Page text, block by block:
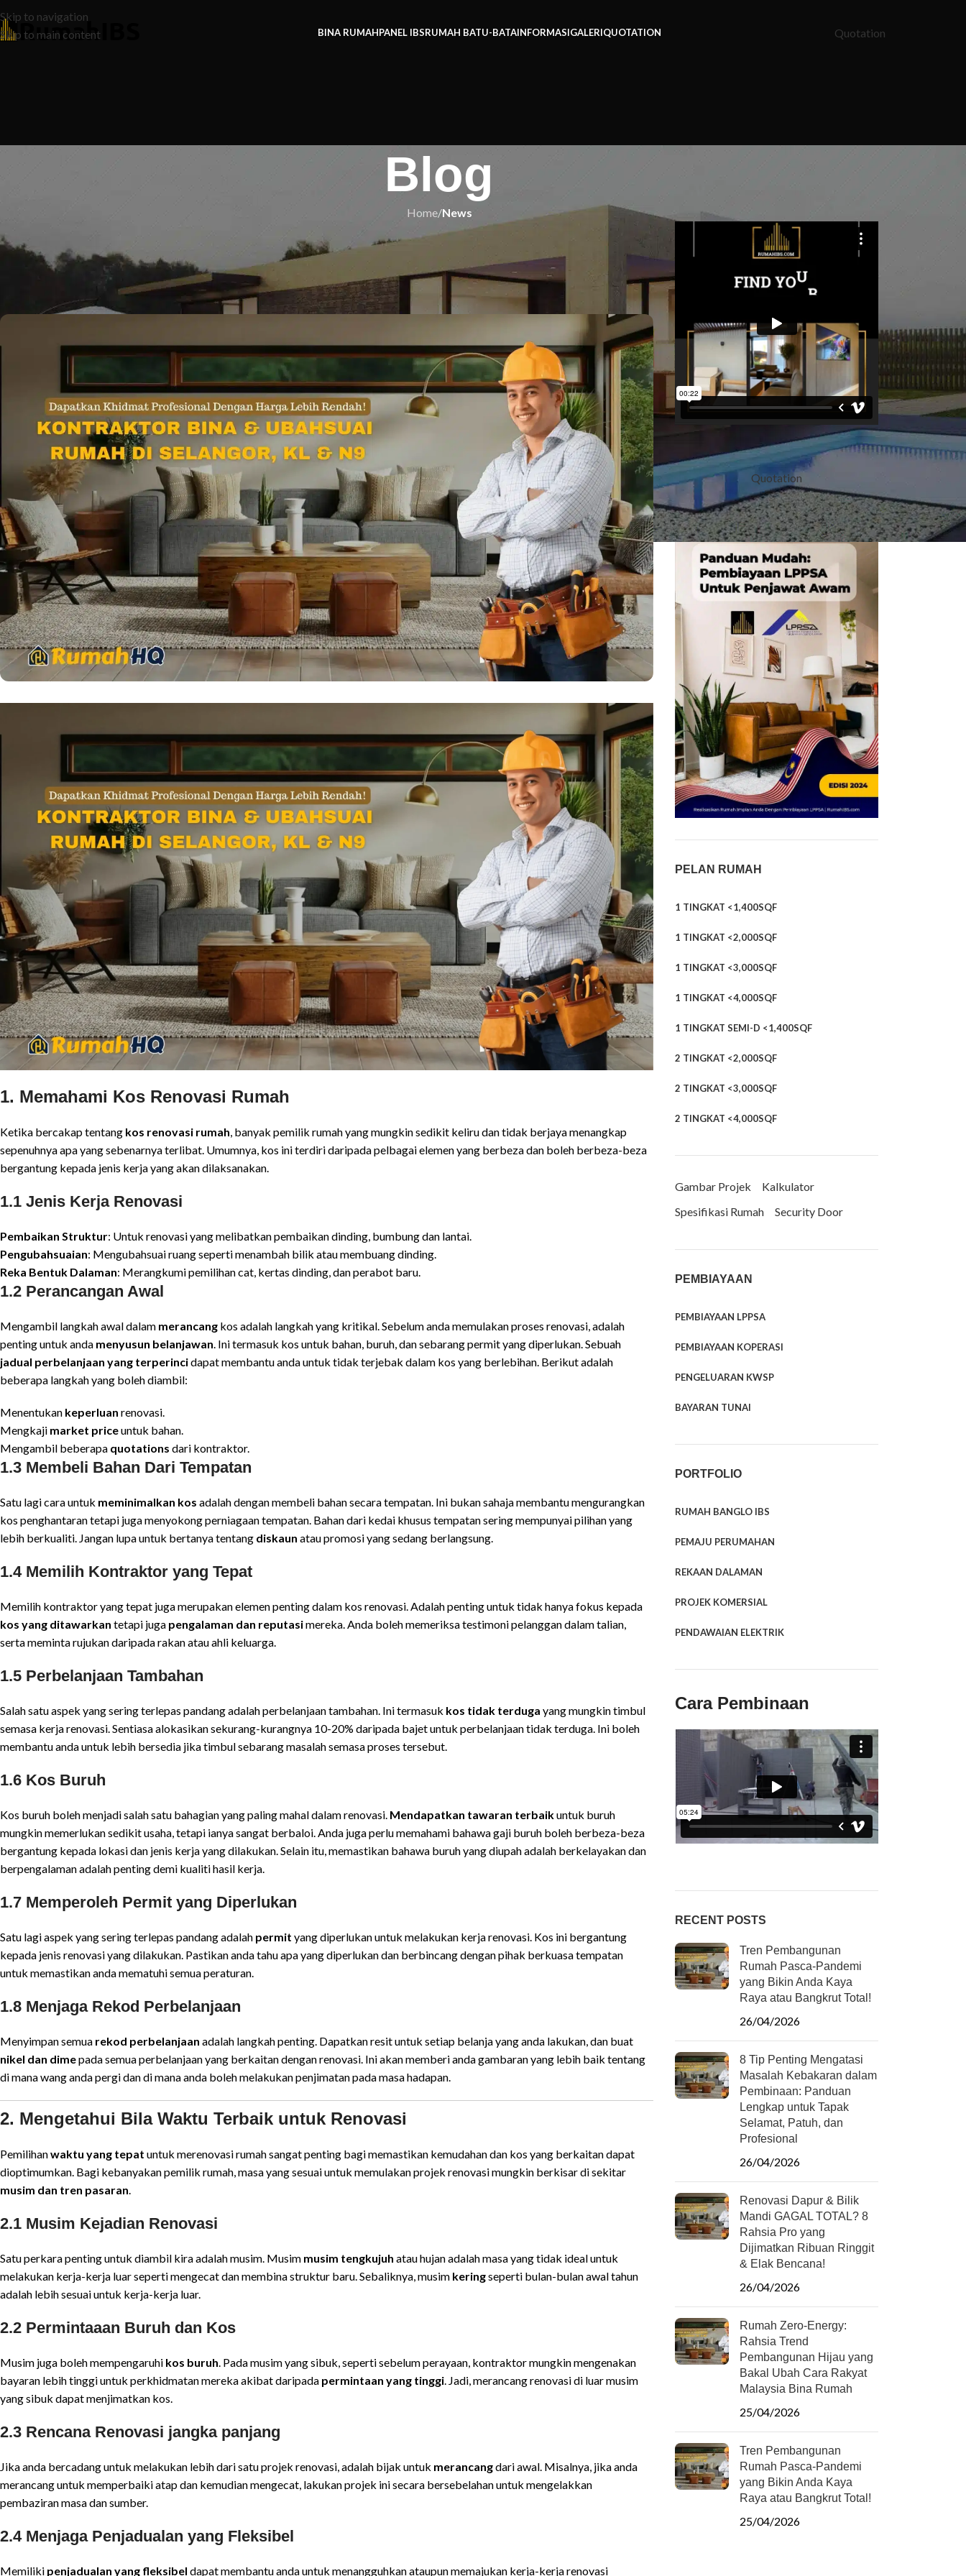
Skip to navigation
Skip to main content
BINA RUMAHPANEL IBSRUMAH BATU-BATAINFORMASIGALERIQUOTATION Quotation
Blog
Home/News
7 Rahsia Kos Renovate Rumah Yang Ramai Tak Tahu – Anda Siap
Sedia Untuk Terkejut?
Posted by Rumah IBS On 30/09/2025
1. Memahami Kos Renovasi Rumah
Ketika bercakap tentang kos renovasi rumah, banyak pemilik rumah yang mungkin sedikit keliru dan tidak berjaya menangkap
sepenuhnya apa yang sebenarnya terlibat. Umumnya, kos ini terdiri daripada pelbagai elemen yang berbeza dan boleh berbeza-beza
bergantung kepada jenis kerja yang akan dilaksanakan.
1.1 Jenis Kerja Renovasi
Pembaikan Struktur: Untuk renovasi yang melibatkan pembaikan dinding, bumbung dan lantai.
Pengubahsuaian: Mengubahsuai ruang seperti menambah bilik atau membuang dinding.
Reka Bentuk Dalaman: Merangkumi pemilihan cat, kertas dinding, dan perabot baru.
1.2 Perancangan Awal
Mengambil langkah awal dalam merancang kos adalah langkah yang kritikal. Sebelum anda memulakan proses renovasi, adalah
penting untuk anda menyusun belanjawan. Ini termasuk kos untuk bahan, buruh, dan sebarang permit yang diperlukan. Sebuah
jadual perbelanjaan yang terperincidapat membantu anda untuk tidak terjebak dalam kos yang berlebihan. Berikut adalah
beberapa langkah yang boleh diambil:
Menentukan keperluan renovasi.
Mengkaji market priceuntuk bahan.
Mengambil beberapa quotations dari kontraktor.
1.3 Membeli Bahan Dari Tempatan
Satu lagi cara untuk meminimalkan kos adalah dengan membeli bahan secara tempatan. Ini bukan sahaja membantu mengurangkan
kos penghantaran tetapi juga menyokong perniagaan tempatan. Bahan dari kedai khusus tempatan sering mempunyai pilihan yang
lebih berkualiti. Jangan lupa untuk bertanya tentang diskaun atau promosi yang sedang berlangsung.
1.4 Memilih Kontraktor yang Tepat
Memilih kontraktor yang tepat juga merupakan elemen penting dalam kos renovasi. Adalah penting untuk tidak hanya fokus kepada
kos yang ditawarkan tetapi juga pengalaman dan reputasimereka. Anda boleh memeriksa testimoni pelanggan dalam talian,
serta meminta rujukan daripada rakan atau ahli keluarga.
1.5 Perbelanjaan Tambahan
Salah satu aspek yang sering terlepas pandang adalah perbelanjaan tambahan. Ini termasuk kos tidak terduga yang mungkin timbul
semasa kerja renovasi. Sentiasa alokasikan sekurang-kurangnya 10-20% daripada bajet untuk perbelanjaan tidak terduga. Ini boleh
membantu anda untuk lebih bersedia jika timbul sebarang masalah semasa proses tersebut.
1.6 Kos Buruh
Kos buruh boleh menjadi salah satu bahagian yang paling mahal dalam renovasi. Mendapatkan tawaran terbaikuntuk buruh
mungkin memerlukan sedikit usaha, tetapi ianya sangat berbaloi. Anda juga perlu memahami bahawa gaji buruh boleh berbeza-beza
bergantung kepada lokasi dan jenis kerja yang dilakukan. Selain itu, memastikan bahawa buruh yang diupah adalah berkelayakan dan
berpengalaman adalah penting demi kualiti hasil kerja.
1.7 Memperoleh Permit yang Diperlukan
Satu lagi aspek yang sering terlepas pandang adalah permit yang diperlukan untuk melakukan kerja renovasi. Kos ini bergantung
kepada jenis renovasi yang dilakukan. Pastikan anda tahu apa yang diperlukan dan berbincang dengan pihak berkuasa tempatan
untuk memastikan anda mematuhi semua peraturan.
1.8 Menjaga Rekod Perbelanjaan
Menyimpan semua rekod perbelanjaan adalah langkah penting. Dapatkan resit untuk setiap belanja yang anda lakukan, dan buat
nikel dan dimepada semua perbelanjaan yang berkaitan dengan renovasi. Ini akan memberi anda gambaran yang lebih baik tentang
di mana wang anda pergi dan di mana anda boleh melakukan penjimatan pada masa hadapan.
2. Mengetahui Bila Waktu Terbaik untuk Renovasi
Pemilihanwaktu yang tepat untuk merenovasi rumah sangat penting bagi memastikan kemudahan dan kos yang berkaitan dapat
dioptimumkan. Bagi kebanyakan pemilik rumah, masa yang sesuai untuk memulakan projek renovasi mungkin berkisar di sekitar
musim dan tren pasaran.
2.1 Musim Kejadian Renovasi
Satu perkara penting untuk diambil kira adalah musim. Musim musim tengkujuh atau hujan adalah masa yang tidak ideal untuk
melakukan kerja-kerja luar seperti mengecat dan membina struktur baru. Sebaliknya, musim keringseperti bulan-bulan awal tahun
adalah lebih sesuai untuk kerja-kerja luar.
2.2 Permintaaan Buruh dan Kos
Musim juga boleh mempengaruhi kos buruh. Pada musim yang sibuk, seperti sebelum perayaan, kontraktor mungkin mengenakan
bayaran lebih tinggi untuk perkhidmatan mereka akibat daripada permintaan yang tinggi. Jadi, merancang renovasi di luar musim
yang sibuk dapat menjimatkan kos.
2.3 Rencana Renovasi jangka panjang
Jika anda bercadang untuk melakukan lebih dari satu projek renovasi, adalah bijak untuk merancangdari awal. Misalnya, jika anda
merancang untuk memperbaiki atap dan kemudian mengecat, lakukan projek ini secara bersebelahan untuk mengelakkan
pembaziran masa dan sumber.
2.4 Menjaga Penjadualan yang Fleksibel
Memiliki penjadualan yang fleksibel dapat membantu anda untuk menangguhkan ataupun memajukan kerja-kerja renovasi
Quotation
PELAN RUMAH
1 TINGKAT <1,400SQF
1 TINGKAT <2,000SQF
1 TINGKAT <3,000SQF
1 TINGKAT <4,000SQF
1 TINGKAT SEMI-D <1,400SQF
2 TINGKAT <2,000SQF
2 TINGKAT <3,000SQF
2 TINGKAT <4,000SQF
Gambar Projek
Kalkulator
Spesifikasi Rumah
Security Door
PEMBIAYAAN
PEMBIAYAAN LPPSA
PEMBIAYAAN KOPERASI
PENGELUARAN KWSP
BAYARAN TUNAI
PORTFOLIO
RUMAH BANGLO IBS
PEMAJU PERUMAHAN
REKAAN DALAMAN
PROJEK KOMERSIAL
PENDAWAIAN ELEKTRIK
Cara Pembinaan
RECENT POSTS
Tren Pembangunan
Rumah Pasca-Pandemi
yang Bikin Anda Kaya
Raya atau Bangkrut Total!
26/04/2026
8 Tip Penting Mengatasi
Masalah Kebakaran dalam
Pembinaan: Panduan
Lengkap untuk Tapak
Selamat, Patuh, dan
Profesional
26/04/2026
Renovasi Dapur & Bilik
Mandi GAGAL TOTAL? 8
Rahsia Pro yang
Dijimatkan Ribuan Ringgit
& Elak Bencana!
26/04/2026
Rumah Zero-Energy:
Rahsia Trend
Pembangunan Hijau yang
Bakal Ubah Cara Rakyat
Malaysia Bina Rumah
25/04/2026
Tren Pembangunan
Rumah Pasca-Pandemi
yang Bikin Anda Kaya
Raya atau Bangkrut Total!
25/04/2026